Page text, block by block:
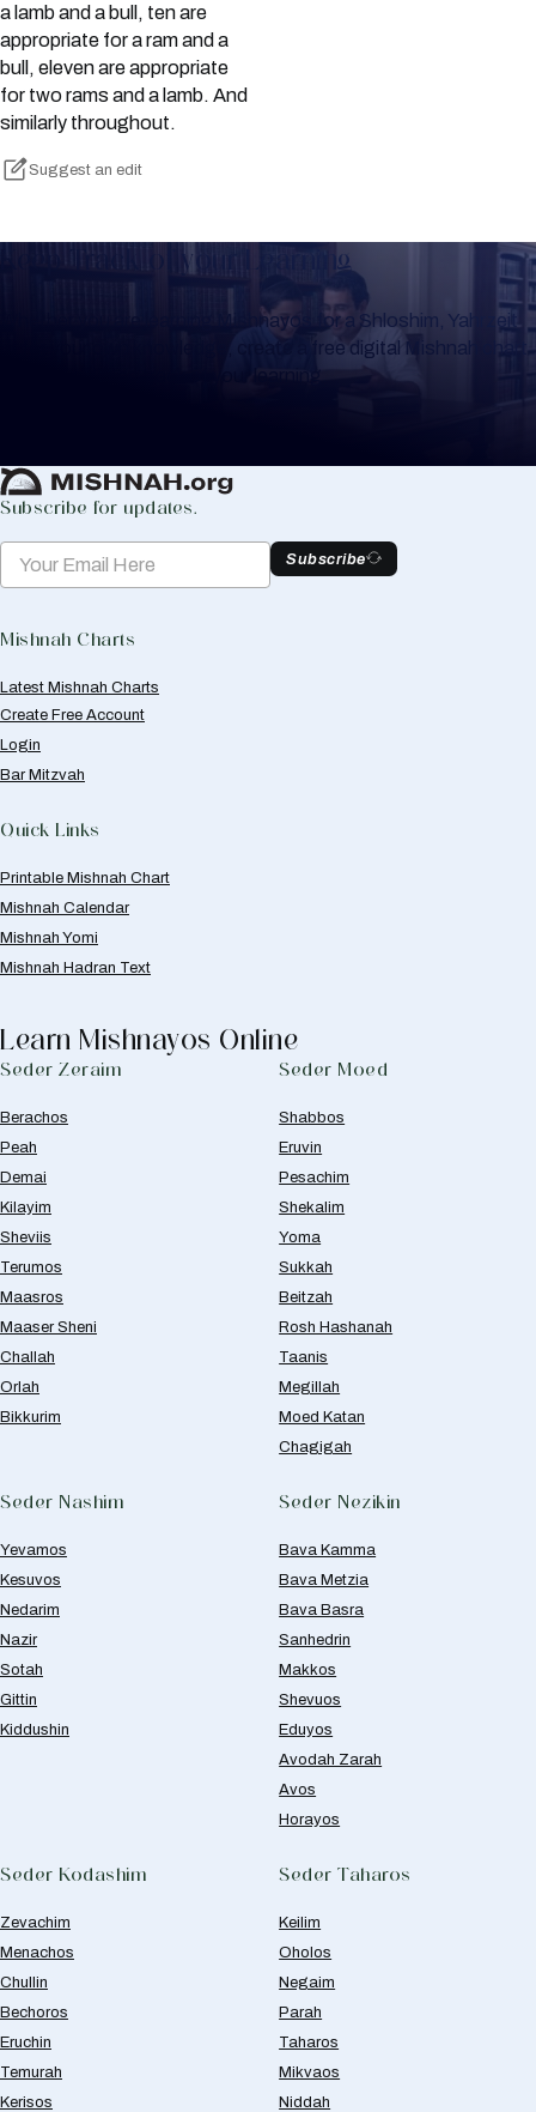
a lamb and a bull, ten are
appropriate for a ram and a
bull, eleven are appropriate
for two rams and a lamb. And
similarly throughout.
Suggest an edit
Keep Track of your Learning
Whether you are learning Mishnayos for a Shloshim, Yahrzeit
or for your own knowledge, create a free digital Mishnah chart
to help you keep track of your learning.
Subscribe for updates.
Subscribe
Mishnah Charts
Latest Mishnah Charts
Create Free Account
Login
Bar Mitzvah
Quick Links
Printable Mishnah Chart
Mishnah Calendar
Mishnah Yomi
Mishnah Hadran Text
Learn Mishnayos Online
Seder Zeraim
Berachos
Peah
Demai
Kilayim
Sheviis
Terumos
Maasros
Maaser Sheni
Challah
Orlah
Bikkurim
Seder Moed
Shabbos
Eruvin
Pesachim
Shekalim
Yoma
Sukkah
Beitzah
Rosh Hashanah
Taanis
Megillah
Moed Katan
Chagigah
Seder Nashim
Yevamos
Kesuvos
Nedarim
Nazir
Sotah
Gittin
Kiddushin
Seder Nezikin
Bava Kamma
Bava Metzia
Bava Basra
Sanhedrin
Makkos
Shevuos
Eduyos
Avodah Zarah
Avos
Horayos
Seder Kodashim
Zevachim
Menachos
Chullin
Bechoros
Eruchin
Temurah
Kerisos
Seder Taharos
Keilim
Oholos
Negaim
Parah
Taharos
Mikvaos
Niddah